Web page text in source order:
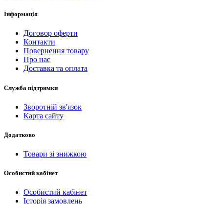
Інформація
Договор оферти
Контакти
Повернення товару
Про нас
Доставка та оплата
Служба підтримки
Зворотній зв'язок
Карта сайту
Додатково
Товари зі знижкою
Особистий кабінет
Особистий кабінет
Історія замовлень